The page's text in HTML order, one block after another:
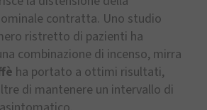
contratta. Uno studio
ristretto di pazienti ha
combinazione di incenso, mirra
ha portato a ottimi risultati,
di mantenere un intervallo di